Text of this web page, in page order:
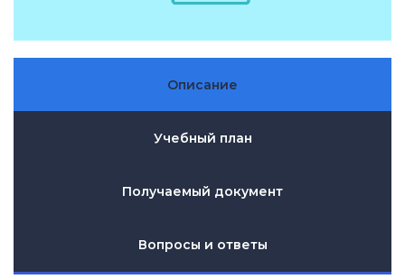
Описание
Учебный план
Получаемый документ
Вопросы и ответы